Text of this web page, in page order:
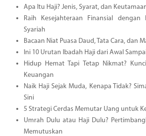
Apa Itu Haji? Jenis, Syarat, dan
Raih Kesejahteraan Finansial dengan
Syariah
Bacaan Niat Puasa Daud, Tata Cara, dan
Ini 10 Urutan Ibadah Haji dari Awal
Hidup Hemat Tapi Tetap Nikmat?
Keuangan
Naik Haji Sejak Muda, Kenapa Tidak?
Sini
5 Strategi Cerdas Memutar Uang untuk
Umrah Dulu atau Haji Dulu?
Memutuskan